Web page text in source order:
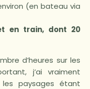
(en bateau via
en train, dont 20
d’heures sur les
j’ai vraiment
paysages étant